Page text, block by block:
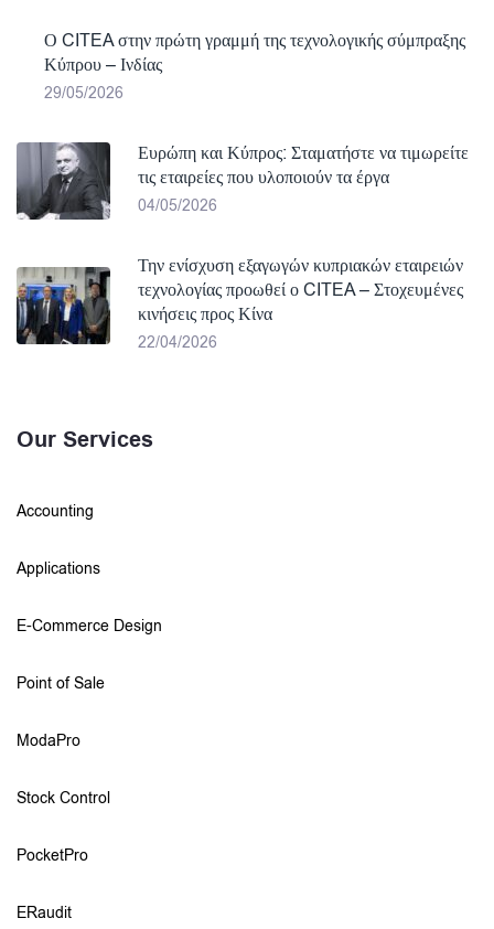
Ο CITEA στην πρώτη γραμμή της τεχνολογικής σύμπραξης
Κύπρου – Ινδίας
29/05/2026
Ευρώπη και Κύπρος: Σταματήστε να τιμωρείτε
τις εταιρείες που υλοποιούν τα έργα
04/05/2026
Την ενίσχυση εξαγωγών κυπριακών εταιρειών
τεχνολογίας προωθεί ο CITEA – Στοχευμένες
κινήσεις προς Κίνα
22/04/2026
Our Services
Accounting
Applications
E-Commerce Design
Point of Sale
ModaPro
Stock Control
PocketPro
ERaudit